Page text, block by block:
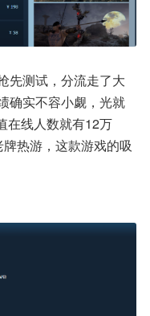
先测试，分流走了大
确实不容小觑，光就
在线人数就有12万
热游，这款游戏的吸